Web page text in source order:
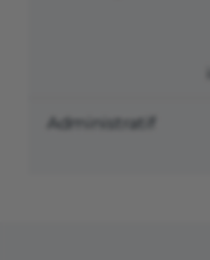
Administratif